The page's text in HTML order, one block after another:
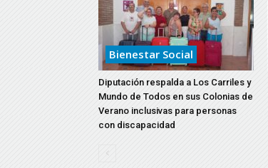
Bienestar Social
Diputación respalda a Los Carriles y
Mundo de Todos en sus Colonias de
Verano inclusivas para personas
con discapacidad